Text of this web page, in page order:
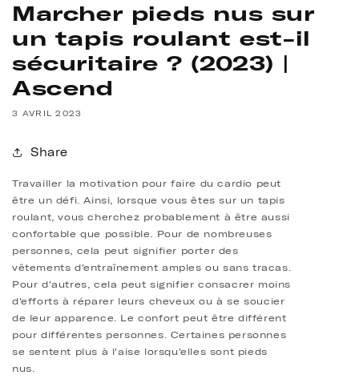
Marcher pieds nus sur
un tapis roulant est-il
sécuritaire ? (2023) |
Ascend
3 AVRIL 2023
Share
Travailler la motivation pour faire du cardio peut
être un défi. Ainsi, lorsque vous êtes sur un tapis
roulant, vous cherchez probablement à être aussi
confortable que possible. Pour de nombreuses
personnes, cela peut signifier porter des
vêtements d'entraînement amples ou sans tracas.
Pour d'autres, cela peut signifier consacrer moins
d'efforts à réparer leurs cheveux ou à se soucier
de leur apparence. Le confort peut être différent
pour différentes personnes. Certaines personnes
se sentent plus à l'aise lorsqu'elles sont pieds
nus.